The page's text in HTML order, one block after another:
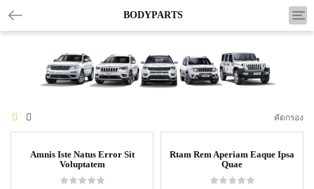
BODYPARTS
คัดกรอง
Amnis Iste Natus Error Sit
Voluptatem
Rtam Rem Aperiam Eaque Ipsa
Quae